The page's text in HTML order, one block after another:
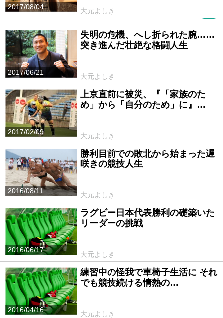
2017/08/04
大元よしき
2017/06/21
失明の危機、へし折られた腕……
突き進んだ壮絶な格闘人生
大元よしき
2017/02/09
上京直前に被災、『「家族のた
め」から「自分のため」に』…
大元よしき
2016/08/11
勝利目前での敗北から始まった遅
咲きの競技人生
大元よしき
2016/06/17
ラグビー日本代表勝利の礎築いた
リーダーの挑戦
大元よしき
2016/04/16
練習中の怪我で車椅子生活に それ
でも競技続ける情熱の…
大元よしき